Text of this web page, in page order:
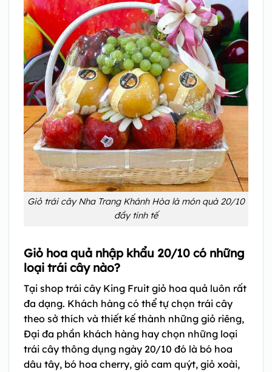
Giỏ trái cây Nha Trang Khánh Hòa là món quà 20/10
đầy tinh tế
Giỏ hoa quả nhập khẩu 20/10 có những
loại trái cây nào?
Tại shop trái cây King Fruit giỏ hoa quả luôn rất
đa dạng. Khách hàng có thể tự chọn trái cây
theo sở thích và thiết kế thành những giỏ riêng,
Đại đa phần khách hàng hay chọn những loại
trái cây thông dụng ngày 20/10 đó là bó hoa
dâu tây, bó hoa cherry, giỏ cam quýt, giỏ xoài,